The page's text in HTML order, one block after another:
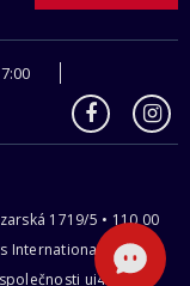
1719/5 • 110 00
International s.r.o |
společnosti ui42 .